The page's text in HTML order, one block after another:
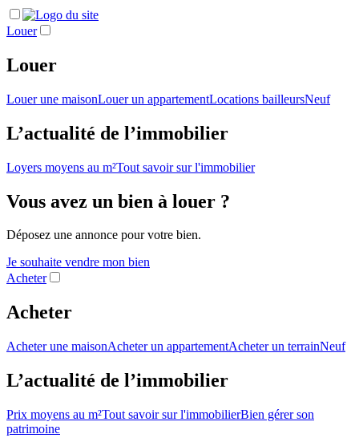
Louer
Louer
Louer une maisonLouer un appartementLocations bailleursNeuf
L’actualité de l’immobilier
Loyers moyens au m²Tout savoir sur l'immobilier
Vous avez un bien à louer ?
Déposez une annonce pour votre bien.
Je souhaite vendre mon bien
Acheter
Acheter
Acheter une maisonAcheter un appartementAcheter un terrainNeuf
L’actualité de l’immobilier
Prix moyens au m²Tout savoir sur l'immobilierBien gérer son
patrimoine